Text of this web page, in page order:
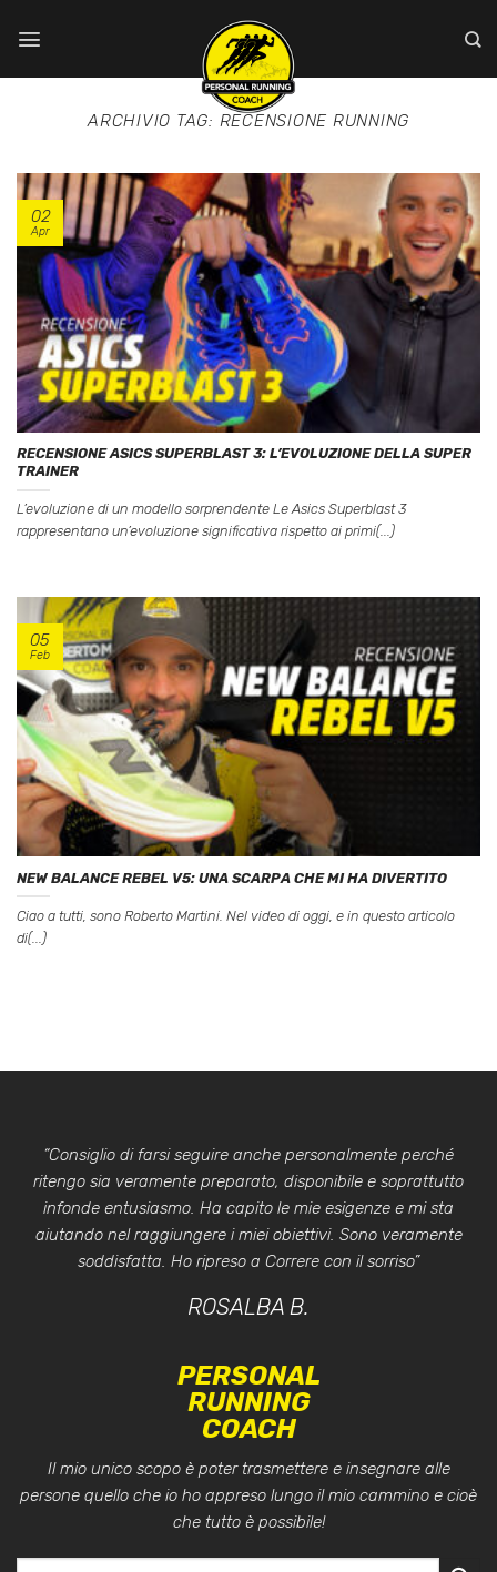
ARCHIVIO TAG: RECENSIONE RUNNING
RECENSIONE ASICS SUPERBLAST 3: L’EVOLUZIONE DELLA SUPER
TRAINER
L’evoluzione di un modello sorprendente Le Asics Superblast 3
rappresentano un’evoluzione significativa rispetto ai primi(...)
02
Apr
NEW BALANCE REBEL V5: UNA SCARPA CHE MI HA DIVERTITO
Ciao a tutti, sono Roberto Martini. Nel video di oggi, e in questo articolo
di(...)
05
Feb
“Consiglio di farsi seguire anche personalmente perché
ritengo sia veramente preparato, disponibile e soprattutto
infonde entusiasmo. Ha capito le mie esigenze e mi sta
aiutando nel raggiungere i miei obiettivi. Sono veramente
soddisfatta. Ho ripreso a Correre con il sorriso”
ROSALBA B.
PERSONAL
RUNNING
COACH
Il mio unico scopo è poter trasmettere e insegnare alle
persone quello che io ho appreso lungo il mio cammino e cioè
che tutto è possibile!